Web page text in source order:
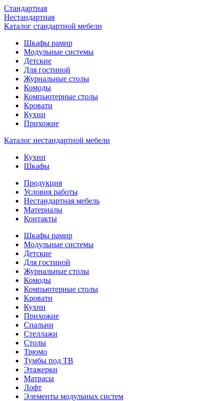
Стандартная
Нестандартная
Каталог стандартной мебели
Шкафы рамир
Модульные системы
Детские
Для гостиной
Журнальные столы
Комоды
Компьютерные столы
Кровати
Кухни
Прихожие
Каталог нестандартной мебели
Кухни
Шкафы
Продукция
Условия работы
Нестандартная мебель
Материалы
Контакты
Шкафы рамир
Модульные системы
Детские
Для гостиной
Журнальные столы
Комоды
Компьютерные столы
Кровати
Кухни
Прихожие
Спальни
Стеллажи
Столы
Трюмо
Тумбы под ТВ
Этажерки
Матрасы
Лофт
Элементы модульных систем